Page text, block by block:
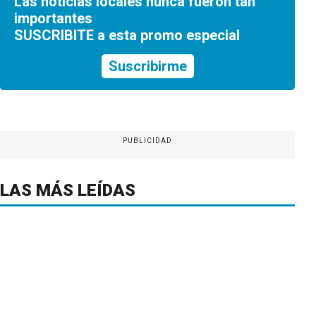
importantes
SUSCRIBITE a esta promo especial
Suscribirme
PUBLICIDAD
LAS MÁS LEÍDAS